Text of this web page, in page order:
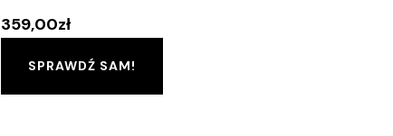
359,00zł
SPRAWDŹ SAM!